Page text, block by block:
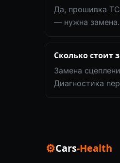
Да, прошивка
— нужна
Сколько стоит
Замена
Диагностика
⚙Cars-Health